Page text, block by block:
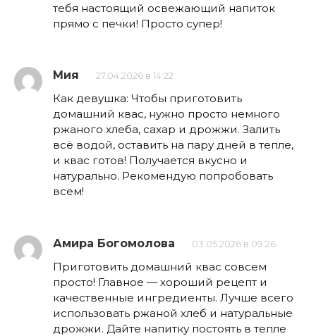
тебя настоящий освежающий напиток
прямо с печки! Просто супер!
Мия 27.04.2026 в 14:22
Как девушка: Чтобы приготовить
домашний квас, нужно просто немного
ржаного хлеба, сахар и дрожжи. Залить
всё водой, оставить на пару дней в тепле,
и квас готов! Получается вкусно и
натурально. Рекомендую попробовать
всем!
Амира Богомолова 03.05.2026 в 09:26
Приготовить домашний квас совсем
просто! Главное — хороший рецепт и
качественные ингредиенты. Лучше всего
использовать ржаной хлеб и натуральные
дрожжи. Дайте напитку постоять в тепле